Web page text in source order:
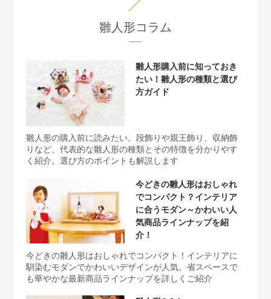
雛人形コラム
雛人形購入前に知っておき
たい！雛人形の種類と選び
方ガイド
雛人形の購入前に読みたい。段飾りや親王飾り、収納飾
りなど、代表的な雛人形の種類とその特徴を分かりやす
く紹介。選び方のポイントも解説します
今どきの雛人形はおしゃれ
でコンパクト？インテリア
に合うモダン～かわいい人
気商品ラインナップを紹
介！
今どきの雛人形はおしゃれでコンパクト！インテリアに
馴染むモダンでかわいいデザインが人気。省スペースで
も華やかな最新商品ラインナップを詳しくご紹介